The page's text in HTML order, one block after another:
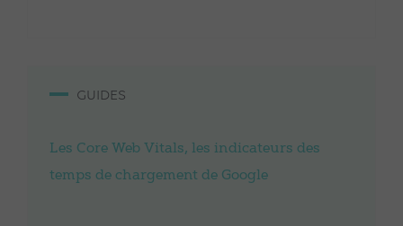
GUIDES
Les Core Web Vitals, les indicateurs des
temps de chargement de Google